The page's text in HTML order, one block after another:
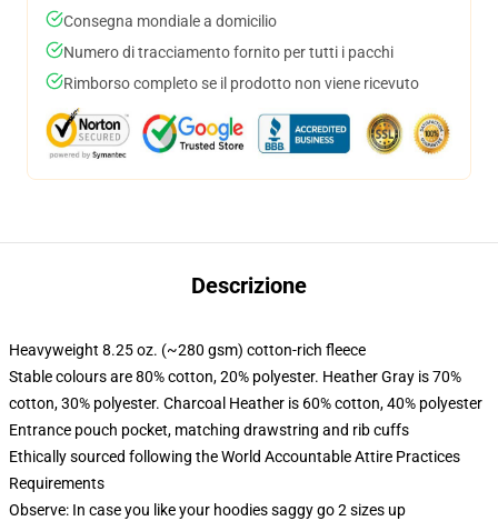
Consegna mondiale a domicilio
Numero di tracciamento fornito per tutti i pacchi
Rimborso completo se il prodotto non viene ricevuto
Descrizione
Heavyweight 8.25 oz. (~280 gsm) cotton-rich fleece
Stable colours are 80% cotton, 20% polyester. Heather Gray is 70%
cotton, 30% polyester. Charcoal Heather is 60% cotton, 40% polyester
Entrance pouch pocket, matching drawstring and rib cuffs
Ethically sourced following the World Accountable Attire Practices
Requirements
Observe: In case you like your hoodies saggy go 2 sizes up